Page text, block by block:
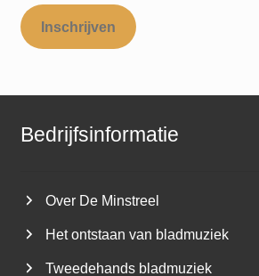
Inschrijven
Bedrijfsinformatie
Over De Minstreel
Het ontstaan van bladmuziek
Tweedehands bladmuziek